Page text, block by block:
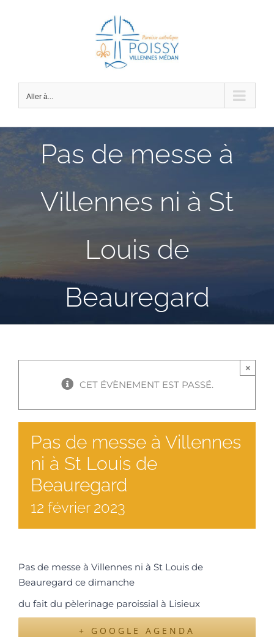
Aller à...
Pas de messe à
Villennes ni à St
Louis de
Beauregard
CET ÉVÈNEMENT EST PASSÉ.
×
Pas de messe à Villennes
ni à St Louis de
Beauregard
12 février 2023
Pas de messe à Villennes ni à St Louis de
Beauregard ce dimanche
du fait du pèlerinage paroissial à Lisieux
+ GOOGLE AGENDA